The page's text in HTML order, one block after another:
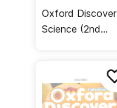
Oxford Discover
Science (2nd
Online Practice /
Учебник